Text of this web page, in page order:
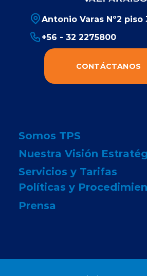
Antonio Varas Nº2 piso
+56 - 32 2275800
CONTÁCTANOS
Somos TPS
Nuestra Visión
Servicios y Tarifas
Políticas y
Prensa